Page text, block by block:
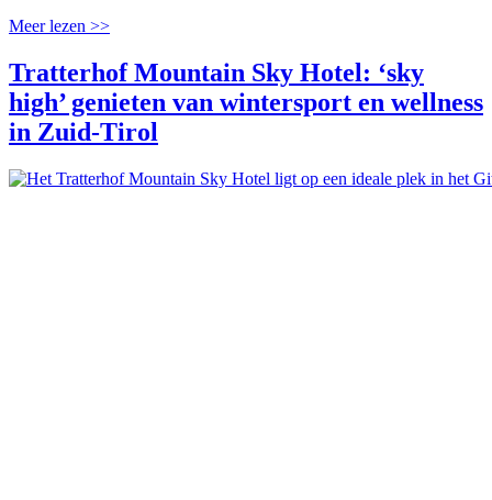
Meer lezen >>
Tratterhof Mountain Sky Hotel: ‘sky
high’ genieten van wintersport en wellness
in Zuid-Tirol